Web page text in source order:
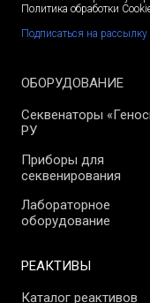
Политика обработки
Подписаться на рассылку
ОБОРУДОВАНИЕ
Секвенаторы
РУ
Приборы для
секвенирования
Лабораторное
оборудование
РЕАКТИВЫ
Каталог реактивов